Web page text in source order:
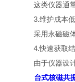
这类仪器通常
3.维护成本低
采用永磁磁体
4.快速获取
由于仪器设计
台式核磁共